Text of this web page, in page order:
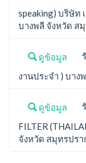
speaking) บริษัท
บางพลี จังหวัด ส
ดูข้อมูล
งานประจำ ) บาง
ดูข้อมูล
FILTER
จังหวัด สมุทรปรา